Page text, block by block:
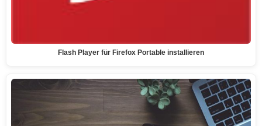
Flash Player für Firefox Portable installieren